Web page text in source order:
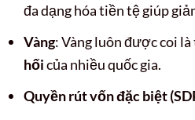
đa dạng hóa tiền tệ giúp
Vàng: Vàng luôn được coi
hốicủa nhiều quốc gia.
Quyền rút vốn đặc biệt